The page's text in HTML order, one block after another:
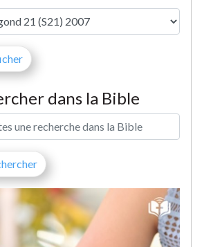
dans la Bible